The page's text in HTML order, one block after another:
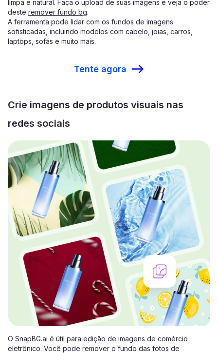
limpa e natural. Faça o upload de suas imagens e veja o poder
deste remover fundo bg.
A ferramenta pode lidar com os fundos de imagens
sofisticadas, incluindo modelos com cabelo, joias, carros,
laptops, sofás e muito mais.
Tente agora
Crie imagens de produtos visuais nas
redes sociais
O SnapBG.ai é útil para edição de imagens de comércio
eletrônico. Você pode remover o fundo das fotos de